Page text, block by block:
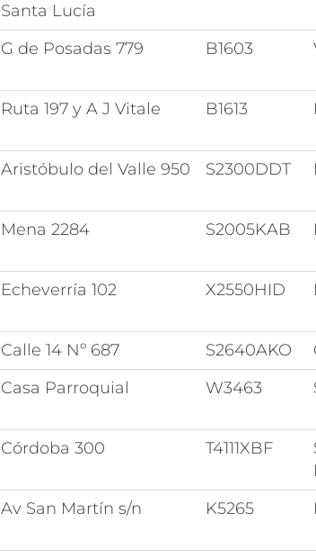
Santa Lucía
G de Posadas 779 B1603
Ruta 197 y A J Vitale B1613
Aristóbulo del Valle 950 S2300DDT
Mena 2284 S2005KAB
Echeverría 102 X2550HID
Calle 14 Nº 687 S2640AKO
Casa Parroquial W3463
Córdoba 300 T4111XBF
Av San Martín s/n K5265